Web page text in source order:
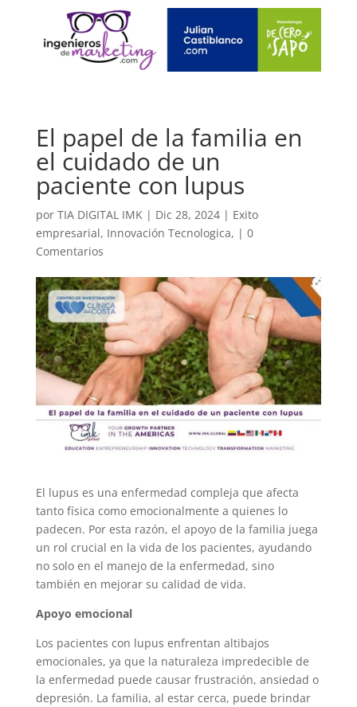
El papel de la familia en
el cuidado de un
paciente con lupus
por TIA DIGITAL IMK | Dic 28, 2024| Exito
empresarial, Innovación Tecnologica, | 0
Comentarios
El lupus es una enfermedad compleja que afecta
tanto física como emocionalmente a quienes lo
padecen. Por esta razón, el apoyo de la familia juega
un rol crucial en la vida de los pacientes, ayudando
no solo en el manejo de la enfermedad, sino
también en mejorar su calidad de vida.
Apoyo emocional
Los pacientes con lupus enfrentan altibajos
emocionales, ya que la naturaleza impredecible de
la enfermedad puede causar frustración, ansiedad o
depresión. La familia, al estar cerca, puede brindar